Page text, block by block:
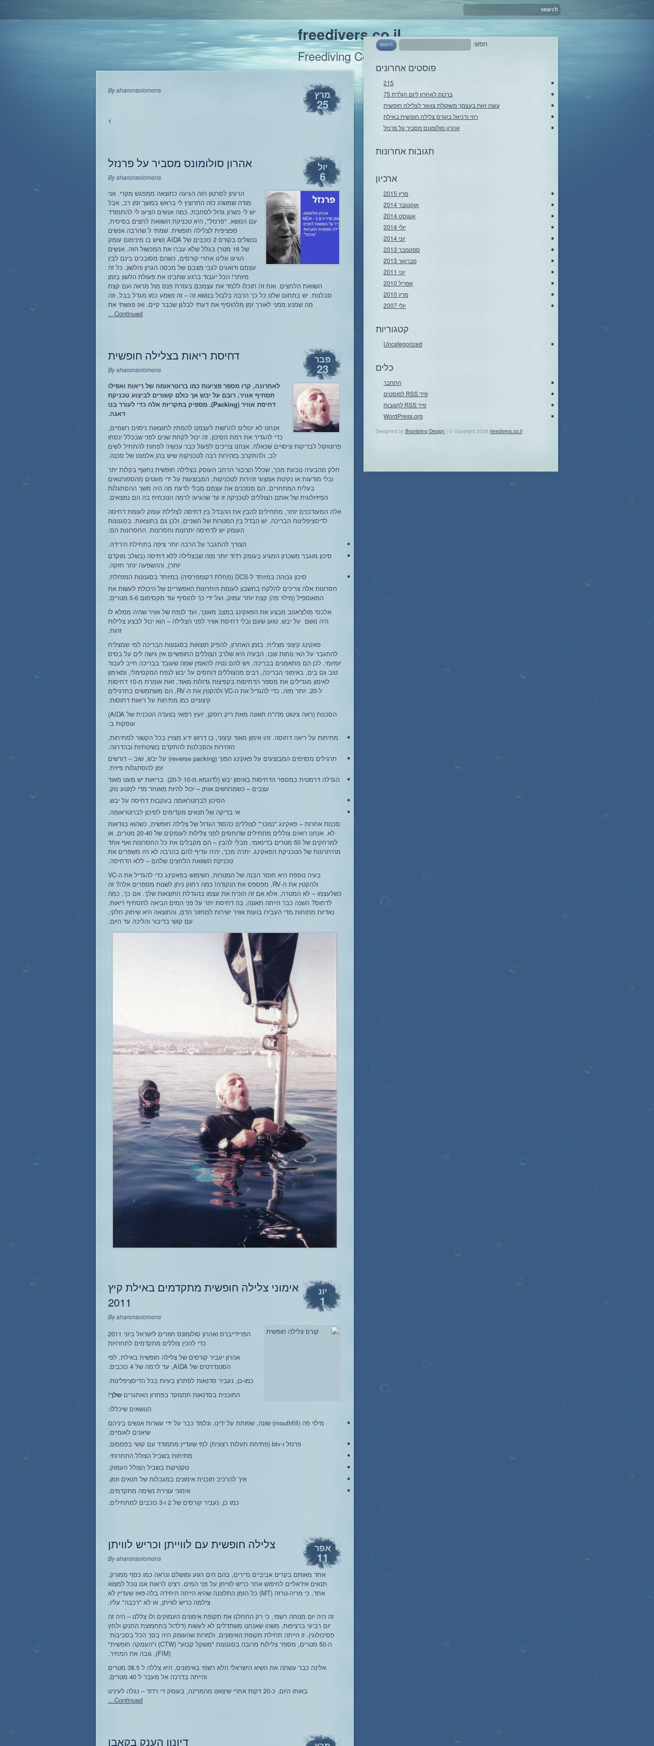
freedivers.co.il
Freediving Courses in Eilat
Byaharonsolomons מרץ
25
1
אהרון סולומונס מסביר על פרנזל
Byaharonsolomons
יול
6
הרעיון לסרטון הזה הגיעה כתוצאה ממפגש מקרי. אני
מודה שמשהו כזה התרוצץ לי בראש במשך זמן רב, אבל
יש לי כשרון גדול לסחבת. כמה אנשים הציעו לי להתמודד
עם הנושא. "פרנזל", היא טכניקת השוואת לחצים בסיסית,
ספציפית לצלילה חופשית. שמתי ל שהרבה אנשים
נכשלים בקורס 2 כוכבים של AIDA (שיש בו מינימום עומק
של 16 מטר) בגלל שלא עברו את המכשול הזה. אנשים
הגיעו אלינו אחרי קורסים, כשהם מסובכים בינם לבין
עצמם ודואגים לגבי מצבם של מכסה הגרון והלשון. כל זה
מיותר! הכל יעבוד ברגע שתבינו את פעולת הלשון בזמן
השוואת הלחצים. ואת זה תוכלו ללמד את עצמכם בעזרת פנס מול מראה ועם קצת
סבלנות. יש בתחום שלנו כל כך הרבה בלבול בנושא זה – זה נשמע כמו מגדל בבל, וזה
מה שמנע ממני לאורך זמן מלהוסיף את דעתי לבלגן שכבר קיים. ואז פגשתי את
Continued…
דחיסת ריאות בצלילה חופשית
Byaharonsolomons
פבר
23
לאחרונה, קרו מספר פציעות כמו ברוטראומה של ריאות ואפילו
תסחיף אוויר, רובם על יבש אך כולם קשורים לביצוע טכניקת
דחיסת אוויר (Packing). מספיק בתקריות אלה כדי לעורר בנו
דאגה.
אנחנו לא יכולים להרשות לעצמנו להמתין לתוצאות ניסוים רשמיים,
כדי להגדיר את רמת הסיכון. זה יכול לקחת שנים לפני שבכלל ינסחו
פרוטוקול לבדיקות וניסויים שכאלה. אנחנו צריכים לפעול כבר עכשיו! לפחות להתחיל לשים
לב, ולהתקרב בזהירות רבה לטכניקות שיש בהן אלמנט של סכנה.
חלק מהבעיה נובעת מכך, שכלל הציבור הרחב העוסק בצלילה חופשית נחשף בקלות יתר
ובלי מודעות או נקיטת אמצעי זהירות לטכניקות, המבוצעות על ידי מעטים מהספורטאים
בעלית המתחרים. הם מסכנים את עצמם מבלי לדעת מה היה משך ההסתגלות
הפיזיולוגית של אותם הצוללים לטכניקה זו עד שהגיעו לרמה הנוכחית בה הם נמצאים.
אלה המעודכנים יותר, מתחילים להבין את ההבדל בין דחיסה לצלילת עומק לעומת דחיסה
לדיסציפלינות הבריכה. יש הבדל בין המטרות של השניים, ולכן גם בתוצאות. בסגנונות
העומק יש לדחיסה יתרונות וחסרונות. החסרונות הם:
הצורך להתגבר על הרבה יותר ציפה בתחילת הירידה.
סיכון מוגבר משכרון המגיע בעומק רדוד יותר מזה שבצלילה ללא דחיסה (בשלב מוקדם
יותר), וההשפעה יותר חזקה.
סיכון גבוהה במיוחד ל-DCS (מחלת דקומפרסיה) במיוחד בסגנונות המזחלת.
חסרונות אלה צריכים להלקח בחשבון לעומת היתרונות האפשריים של היכולת לעשות את
המאוספיל (מילוי פה) קצת יותר עמוק, ועל ידי כך להוסיף עוד מקסימום 5-6 מטרים.
אלכסי מולצ'אנוב מבצע את הפּאקינג במצב מאונך, ועד לנפח של אוויר שהיה ממלא לוּ
היה נושם על יבש. טוען שעם ובלי דחיסת אוויר לפני הצלילה – הוא יכול לבצע צלילות
זהות.
פאקינג קיצוני מצליח, בזמן האחרון, להפיק תוצאות בסגנונות הבריכה למי שמצליח
להתגבר על האי נוחות שבו. הבעיה היא שלרב הצוללים החופשיים אין גישה לים על בסיס
יומיומי, לכן הם מתאמנים בבריכה, ויש להם נטיה להאמין שמה שעובד בבריכה חייב לעבוד
טוב גם בים. באימוני הבריכה, רבים מהצוללים דוחסים על יבש לנפח המקסימלי, ומאימון
לאימון מגדילים את מספר הדחיסות בקפיצות גדולות מאוד, זאת אומרת מ-10 דחיסות
ל-20. יותר מזה, כדי להגדיל את ה-VC ולהקטין את ה-RV, הם משתמשים בתרגילים
קיצוניים כמו מתיחות על ריאות דחוסות.
הסכנות (ראה ציטוט מדו"ח תאונה מאת ריק רוסקן, יועץ רפואי בוועדה הטכנית של AIDA)
עוסקות ב:
מתיחות על ריאה דחוסה. זהו אימון מאוד קיצוני, בו דרוש ידע מצויין בכל הקשור למתיחות,
הזהירות והסבלנות להתקדם בשיטתיות ובהדרגה.
תרגילים מסוימים המבוצעים על פאקינג הפוך (reverse packing) על יבש, שוב – דורשים
זמן להסתגלות פיזית.
הגדלה דרמטית במספר הדחיסות באימון יבש (לדוגמא מ-10 ל-20). בריאות יש מעט מאוד
עצבים – כשמרגישים אותן – יכול להיות מאוחר מדי למנוע נזק.
הסיכון לברוטראומה בעקבות דחיסה על יבש.
אי בדיקה של תנאים מקדימים לסיכון לברוטראומה.
סכנות אחרות – פאקינג "נמכר" לצוללים כהסוד הגדול של צלילה חופשית, כשהוא בוודאות
לא. אנחנו רואים צוללים מתחילים שדוחסים לפני צלילות לעומקים של 20-40 מטרים, או
למרחקים של 50 מטרים בדינאמי, מבלי להבין – הם מקבלים את כל החסרונות ואף אחד
מהיתרונות של הטכניקת הפאקינג. יתרה מכך, יהיה עדיף להם בהרבה לא היו משפרים את
טכניקת השוואת הלחצים שלהם – ללא הדחיסה.
בעיה נוספת היא חוסר הבנה של המטרות, השימוש בפאקינג כדי להגדיל את ה-VC
ולהקטין את ה-RV, מפספס את הנקודה! כמה רחוק ניתן לשנות מספרים אלה? זה
כשלעצמו – לא המטרה, אלא אם זה הוכיח את עצמו בהגדלת התוצאות שלך. אם כך, כמה
לדחוס? השנה כבר הייתה תאונה, בה דחיסת יתר על פני המים הביאה לתסחיף ריאות.
נאדיות מתוחות מדי העבירו בועות אוויר ישירות למחזור הדם, והתוצאה היא שיתוק חלקי,
עם קושי בדיבור והליכה עד היום.
אימוני צלילה חופשית מתקדמים באילת קיץ
2011
Byaharonsolomons
יונ
1
הפרידייברס ואהרון סולומונס חוזרים לישראל ביוני 2011
כדי להכין צוללים מתקדמים לתחרויות
אהרון יעביר קורסים של צלילה חופשית באילת, לפי
הסטנדרטים של AIDA, עד לרמה של 4 כוכבים.
כמו-כן, נעביר סדנאות לפתרון בעיות בכל הדיסציפלינות.
התוכנית בסדנאות תתמקד בפתרון האתגרים שלך!
הנושאים שיכללו:
מילוי פה (mouthfill) שונה, שפותח על ידינו, ונלמד כבר על ידי עשרות אנשים ביניהם
שיאנים לאומיים.
פרנזל ו-btv (פתיחת תעלות רצונית) למי שעדיין מתמודד עם קושי בפמפום.
מתיחות בשביל הצולל התחרותי.
טקטיקות בשביל הצולל העמוק.
איך להרכיב תוכנית אימונים במגבלות של תנאים וזמן.
אימוני עצירת נשימה מתקדמים.
כמו כן, נעביר קורסים של 2 ו-3 כוכבים למתחילים.
צלילה חופשית עם לווייתן וכריש לוויתן
Byaharonsolomons
אפר
11
אחד מאותם בקרים אביביים נדירים, בהם הים רגוע ומושלם ונראה כמו כסף ממורק.
תנאים אידאליים לחיפוש אחר כריש לווייתן על פני המים. רצינו לראות אם נוכל למצוא
אחד, כי מריה-טרזה (MT) כל הזמן התלוננה שהיא הייתה היחידה בלה-פאז שעדיין לא
צילמה כריש לווייתן, או לא "רכבה" עליו.
זה היה יום מנוחה רשמי, כי רק התחלנו את תקופת אימונים העמוקים ולו צללנו – היה זה
יום רביעי ברציפות, משהו שאנחנו משתדלים לא לעשות (דלדול בתחמוצת החנקן ולחץ
פסיכולוגי). זו הייתה תחילת תקופת האימונים, ולמרות שהעומק היה בסך הכל בסביבות
ה-50 מטרים, מספר צלילות מרובה בסגנונות "משקל קבוע" (CTW) ו"העמקה חופשית"
(FIM), גובה את המחיר.
אלינה כבר עשתה את השיא הישראלי הלא רשמי באימונים, היא צללה ל 38.5 מטרים
והייתה בדרכה אל מעבר ל 40 מטרים.
באותו היום, כ-20 דקות אחרי שיצאנו מהמרינה, בעומק די רדוד – נגלה לעינינו
Continued…
דיונון הענק בקאבו
חפש:
פוסטים אחרונים
215
ברכות לאהרון ליום הולדת 75
עשה זאת בעצמך משקולת צוואר לצלילה חופשית
רוזי ודניאל בקורס צלילה חופשית באילת
אהרון סולומונס מסביר על פרנזל
תגובות אחרונות
ארכיון
מרץ 2015
אוקטובר 2014
אוגוסט 2014
יולי 2014
יוני 2014
ספטמבר 2013
פברואר 2013
יוני 2011
אפריל 2010
מרץ 2010
יולי 2007
קטגוריות
Uncategorized
כלים
התחבר
פידRSS לפוסטים
פידRSS לתגובות
WordPress.org
Designed by Brambling Design | © Copyright 2026 freedivers.co.il